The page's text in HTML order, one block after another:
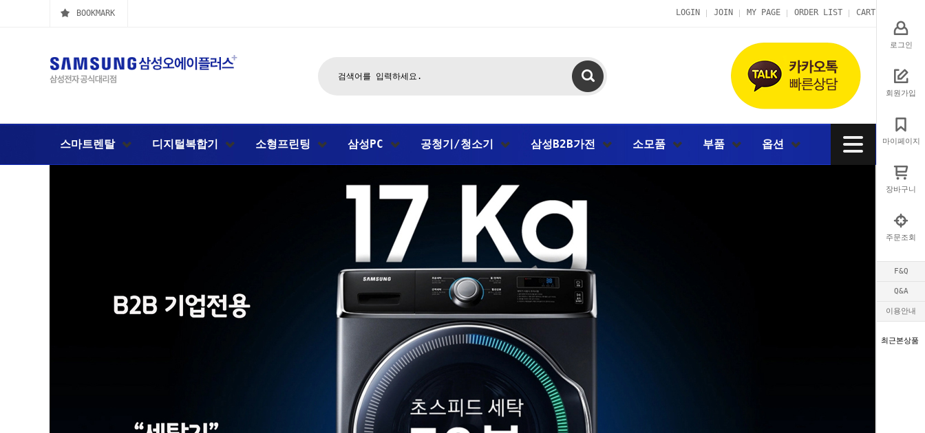
로그인
회원가입
마이페이지
장바구니
주문조회
F&Q
Q&A
이용안내
최근본상품
BOOKMARK LOGIN JOIN MY PAGE ORDER LIST CART
스마트렌탈 디지털복합기 소형프린팅 삼성PC 공청기/청소기 삼성B2B가전 소모품 부품 옵션